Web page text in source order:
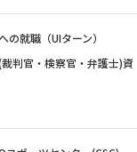
の就職（UIターン）
判官・検察官・弁護士)資